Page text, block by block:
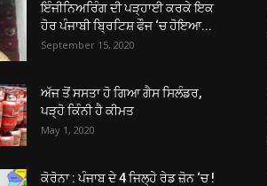
ਇੰਜੀਨਿਅਰਿੰਗ ਦੀ ਪੜ੍ਹਾਈ ਕਰਕੇ ਇਕ
ਹੋਰ ਪੰਜਾਬੀ ਬ੍ਰਿਟਿਸ਼ ਫੌਜ ‘ਚ ਹੋਇਆ...
September 15, 2020
ਅੱਜ ਤੋਂ ਸਸਤਾ ਹੋ ਗਿਆ ਗੈਸ ਸਿਲੰਡਰ,
ਪੜ੍ਹੋ ਕਿੰਨੀ ਹੈ ਕੀਮਤ
May 1, 2020
ਕੋਰੋਨਾ : ਪੰਜਾਬ ਦੇ 4 ਜਿਲ੍ਹੇ ਰੇਡ ਜ਼ੋਨ ‘ਚ !